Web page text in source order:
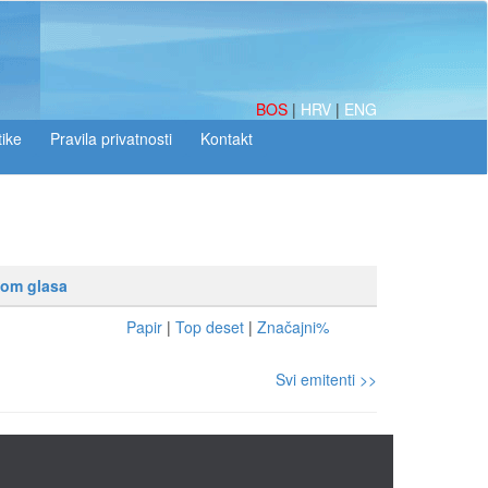
BOS | HRV | ENG
glasa
Papir | Top deset | Značajni%
Svi emitenti >>